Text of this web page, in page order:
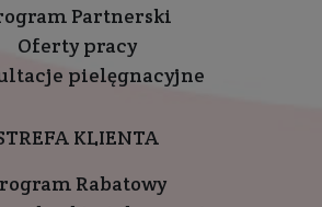
Partnerski
Oferty pracy
pielęgnacyjne
KLIENTA
Rabatowy